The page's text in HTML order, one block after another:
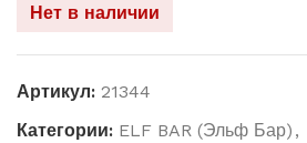
Нет в наличии
Артикул: 21344
Категории: ELF BAR (Эльф Бар) ,